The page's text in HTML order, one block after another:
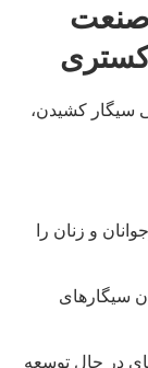
صنعت
سیگار کشیدن،
و زنان را
سیگارهای
در حال توسعه